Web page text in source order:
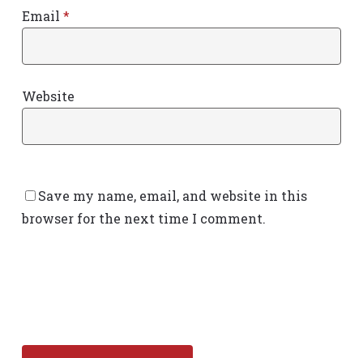
Email *
Website
Save my name, email, and website in this
browser for the next time I comment.